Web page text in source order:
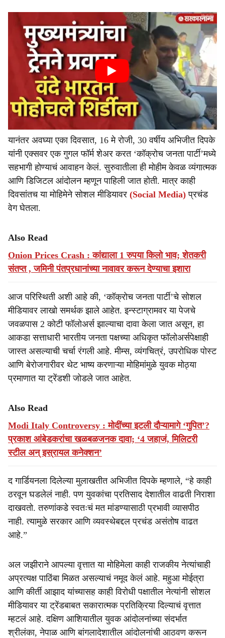
यानंतर अवघ्या एका दिवसात, 16 मे रोजी, 30 वर्षीय अभिजीत दिपके
यांनी एक्सवर एक गुगल फॉर्म शेअर करत ‘कॉक्रोच जनता पार्टी’मध्ये
सहभागी होण्याचं आवाहन केलं. सुरुवातीला ही मोहीम केवळ व्यंगात्मक
आणि डिजिटल आंदोलन म्हणून पाहिली जात होती. मात्र काही
दिवसांतच या मोहिमेने सोशल मीडियावर (Social Media) प्रचंड
वेग घेतला.
Also Read
Onion Prices Crash : कांद्याला 1 रुपया किलो भाव; शेतकरी
संतप्त , जमिनी पंतप्रधानांच्या नावावर करून देण्याचा इशारा
आज परिस्थिती अशी आहे की, ‘कॉक्रोच जनता पार्टी’चे सोशल
मीडियावर लाखो समर्थक झाले आहेत. इन्स्टाग्रामवर या पेजचे
जवळपास 2 कोटी फॉलोअर्स झाल्याचा दावा केला जात असून, हा
आकडा सत्ताधारी भारतीय जनता पक्षच्या अधिकृत फॉलोअर्सपेक्षाही
जास्त असल्याची चर्चा रंगली आहे. मीम्स, व्यंगचित्रं, उपरोधिक पोस्ट
आणि बेरोजगारीवर थेट भाष्य करणाऱ्या मोहिमांमुळे युवक मोठ्या
प्रमाणात या ट्रेंडशी जोडले जात आहेत.
Also Read
Modi Italy Controversy : मोदींच्या इटली दौऱ्यामागे ‘गुपित’?
प्रकाश आंबेडकरांचा खळबळजनक दावा; ‘4 जहाजं, मिलिटरी
स्टील अन् इस्रायल कनेक्शन’
द गार्डियनला दिलेल्या मुलाखतीत अभिजीत दिपके म्हणाले, “हे काही
ठरवून घडलेलं नाही. पण युवकांचा प्रतिसाद देशातील वाढती निराशा
दाखवतो. तरुणांकडे स्वतःचं मत मांडण्यासाठी प्रभावी व्यासपीठ
नाही. त्यामुळे सरकार आणि व्यवस्थेबद्दल प्रचंड असंतोष वाढत
आहे.”
अल जझीराने आपल्या वृत्तात या मोहिमेला काही राजकीय नेत्यांचाही
अप्रत्यक्ष पाठिंबा मिळत असल्याचं नमूद केलं आहे. महुआ मोईत्रा
आणि कीर्ती आझाद यांच्यासह काही विरोधी पक्षातील नेत्यांनी सोशल
मीडियावर या ट्रेंडबाबत सकारात्मक प्रतिक्रिया दिल्याचं वृत्तात
म्हटलं आहे. दक्षिण आशियातील युवक आंदोलनांच्या संदर्भात
श्रीलंका, नेपाळ आणि बांगलादेशातील आंदोलनांची आठवण करून